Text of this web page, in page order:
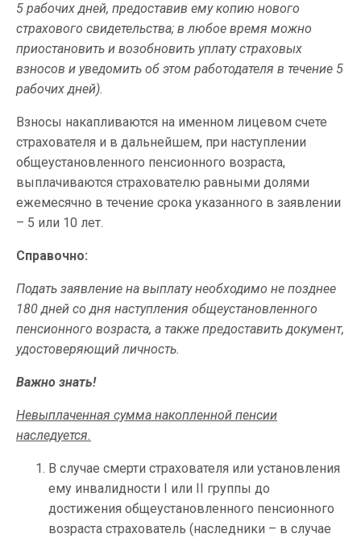
5 рабочих дней, предоставив ему копию нового
страхового свидетельства; в любое время можно
приостановить и возобновить уплату страховых
взносов и уведомить об этом работодателя в течение 5
рабочих дней).
Взносы накапливаются на именном лицевом счете
страхователя и в дальнейшем, при наступлении
общеустановленного пенсионного возраста,
выплачиваются страхователю равными долями
ежемесячно в течение срока указанного в заявлении
– 5 или 10 лет.
Справочно:
Подать заявление на выплату необходимо не позднее
180 дней со дня наступления общеустановленного
пенсионного возраста, а также предоставить документ,
удостоверяющий личность.
Важно знать!
Невыплаченная сумма накопленной пенсии
наследуется.
В случае смерти страхователя или установления
ему инвалидности I или II группы до
достижения общеустановленного пенсионного
возраста страхователь (наследники – в случае